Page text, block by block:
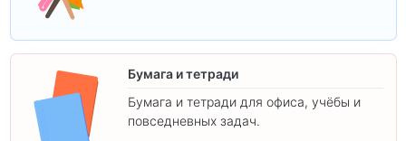
Бумага и тетради
Бумага и тетради для офиса, учёбы и
повседневных задач.